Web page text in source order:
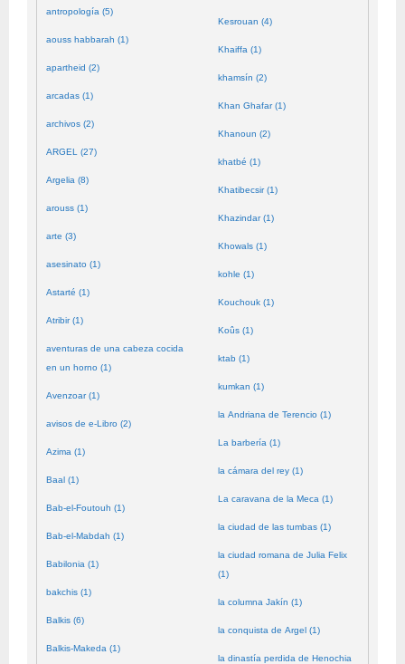
antropología (5)
aouss habbarah (1)
apartheid (2)
arcadas (1)
archivos (2)
ARGEL (27)
Argelia (8)
arouss (1)
arte (3)
asesinato (1)
Astarté (1)
Atribir (1)
aventuras de una cabeza cocida
en un horno (1)
Avenzoar (1)
avisos de e-Libro (2)
Azima (1)
Baal (1)
Bab-el-Foutouh (1)
Bab-el-Mabdah (1)
Babilonia (1)
bakchis (1)
Balkis (6)
Balkis-Makeda (1)
Kesrouan (4)
Khaiffa (1)
khamsín (2)
Khan Ghafar (1)
Khanoun (2)
khatbé (1)
Khatibecsir (1)
Khazindar (1)
Khowals (1)
kohle (1)
Kouchouk (1)
Koûs (1)
ktab (1)
kumkan (1)
la Andriana de Terencio (1)
La barbería (1)
la cámara del rey (1)
La caravana de la Meca (1)
la ciudad de las tumbas (1)
la ciudad romana de Julia Felix
(1)
la columna Jakín (1)
la conquista de Argel (1)
la dinastía perdida de Henochia